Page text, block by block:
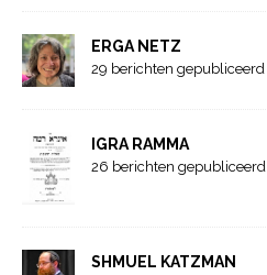
ERGA NETZ
29 berichten gepubliceerd
IGRA RAMMA
26 berichten gepubliceerd
SHMUEL KATZMAN